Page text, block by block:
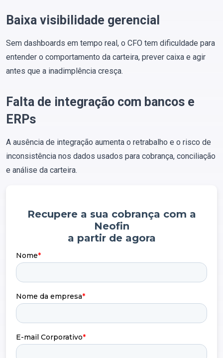
Baixa visibilidade gerencial
Sem dashboards em tempo real, o CFO tem dificuldade para
entender o comportamento da carteira, prever caixa e agir
antes que a inadimplência cresça.
Falta de integração com bancos e
ERPs
A ausência de integração aumenta o retrabalho e o risco de
inconsistência nos dados usados para cobrança, conciliação
e análise da carteira.